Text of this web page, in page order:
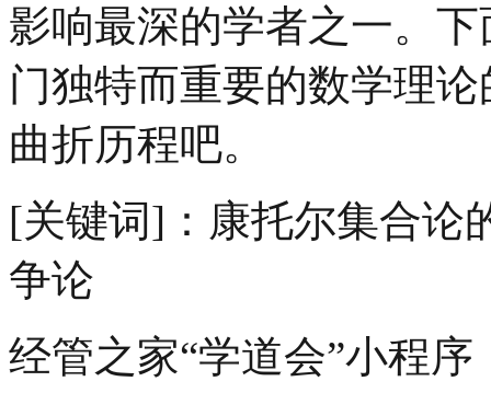
影响最深的学者之一。
门独特而重要的数学理
曲折历程吧。
[关键词]：康托尔集合论
争论
经管之家“学道会”小程序